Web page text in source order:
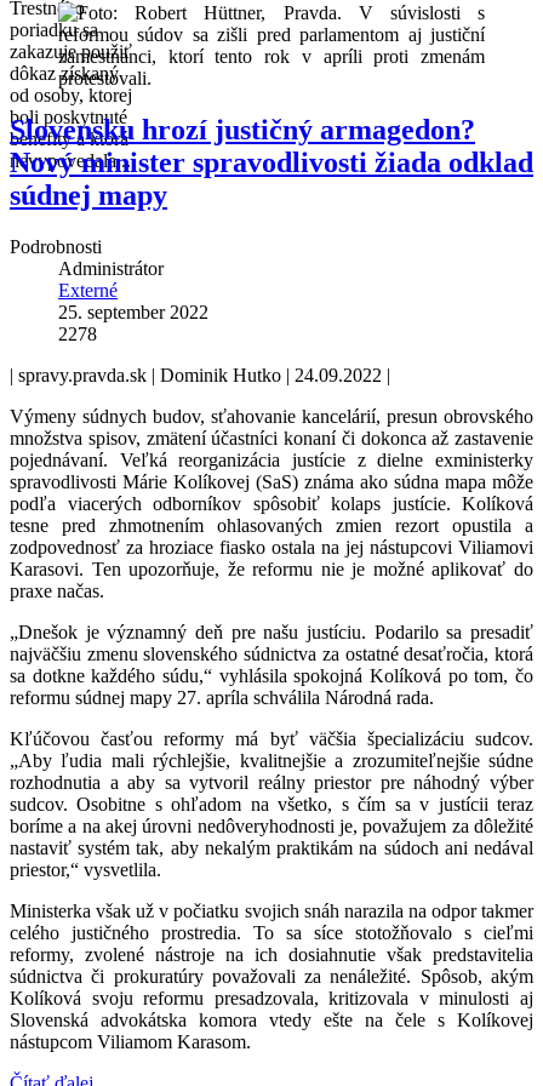
Trestného
poriadku sa
zakazuje použiť
dôkaz získaný
od osoby, ktorej
boli poskytnuté
benefity a ktorá
nevypovedala...
Slovensku hrozí justičný armagedon?
Nový minister spravodlivosti žiada odklad
súdnej mapy
Podrobnosti
Administrátor
Externé
25. september 2022
2278
| spravy.pravda.sk | Dominik Hutko | 24.09.2022 |
Výmeny súdnych budov, sťahovanie kancelárií, presun obrovského
množstva spisov, zmätení účastníci konaní či dokonca až zastavenie
pojednávaní. Veľká reorganizácia justície z dielne exministerky
spravodlivosti Márie Kolíkovej (SaS) známa ako súdna mapa môže
podľa viacerých odborníkov spôsobiť kolaps justície. Kolíková
tesne pred zhmotnením ohlasovaných zmien rezort opustila a
zodpovednosť za hroziace fiasko ostala na jej nástupcovi Viliamovi
Karasovi. Ten upozorňuje, že reformu nie je možné aplikovať do
praxe načas.
„Dnešok je významný deň pre našu justíciu. Podarilo sa presadiť
najväčšiu zmenu slovenského súdnictva za ostatné desaťročia, ktorá
sa dotkne každého súdu,“ vyhlásila spokojná Kolíková po tom, čo
reformu súdnej mapy 27. apríla schválila Národná rada.
Kľúčovou časťou reformy má byť väčšia špecializáciu sudcov.
„Aby ľudia mali rýchlejšie, kvalitnejšie a zrozumiteľnejšie súdne
rozhodnutia a aby sa vytvoril reálny priestor pre náhodný výber
sudcov. Osobitne s ohľadom na všetko, s čím sa v justícii teraz
boríme a na akej úrovni nedôveryhodnosti je, považujem za dôležité
nastaviť systém tak, aby nekalým praktikám na súdoch ani nedával
priestor,“ vysvetlila.
Ministerka však už v počiatku svojich snáh narazila na odpor takmer
celého justičného prostredia. To sa síce stotožňovalo s cieľmi
reformy, zvolené nástroje na ich dosiahnutie však predstavitelia
súdnictva či prokuratúry považovali za nenáležité. Spôsob, akým
Kolíková svoju reformu presadzovala, kritizovala v minulosti aj
Slovenská advokátska komora vtedy ešte na čele s Kolíkovej
nástupcom Viliamom Karasom.